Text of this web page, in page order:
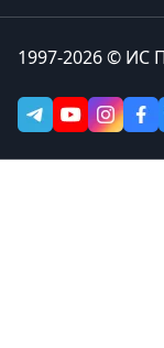
1997-2026 © ИС